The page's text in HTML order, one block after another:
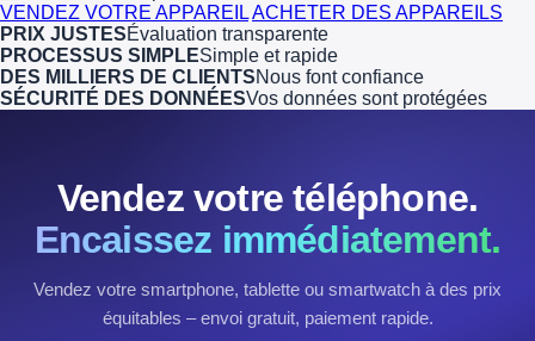
VENDEZ VOTRE APPAREILACHETER DES APPAREILS
PRIX JUSTESÉvaluation transparente
PROCESSUS SIMPLESimple et rapide
DES MILLIERS DE CLIENTSNous font confiance
SÉCURITÉ DES DONNÉESVos données sont protégées
Vendez votre téléphone.
Encaissez immédiatement.
Vendez votre smartphone, tablette ou smartwatch à des prix
équitables – envoi gratuit, paiement rapide.